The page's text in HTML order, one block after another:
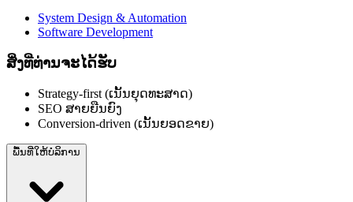
System Design & Automation
Software Development
ສິ່ງທີ່ທ່ານຈະໄດ້ຮັບ
Strategy-first (ເນັ້ນຍຸດທະສາດ)
SEO ສາຍຍືນຍົງ
Conversion-driven (ເນັ້ນຍອດຂາຍ)
ພື້ນທີ່ໃຫ້ບໍລິການ